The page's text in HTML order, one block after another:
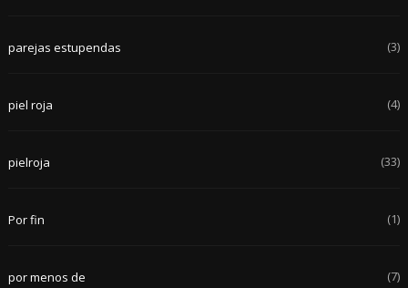
parejas estupendas (3)
piel roja (4)
pielroja (33)
Por fin (1)
por menos de (7)